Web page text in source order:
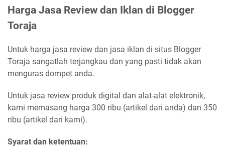
Harga Jasa Review dan Iklan di Blogger
Toraja
Untuk harga jasa review dan jasa iklan di situs Blogger
Toraja sangatlah terjangkau dan yang pasti tidak akan
menguras dompet anda.
Untuk jasa review produk digital dan alat-alat elektronik,
kami memasang harga 300 ribu (artikel dari anda) dan 350
ribu (artikel dari kami).
Syarat dan ketentuan: